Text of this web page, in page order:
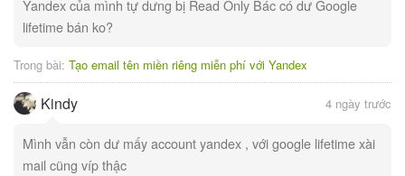
Yandex của mình tự dưng bị Read Only Bác có dư Google
lifetime bán ko?
Trong bài: Tạo email tên miền riêng miễn phí với Yandex
Kindy 4 ngày trước
Mình vẫn còn dư mấy account yandex , với google lifetime xài
mail cũng víp thậc